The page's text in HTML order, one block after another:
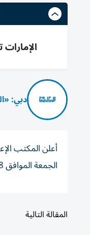
الإمارات
دبي:
أعلن المكتب
الجمعة الموافق 28 أغسطس 2026.
المقالة التالية